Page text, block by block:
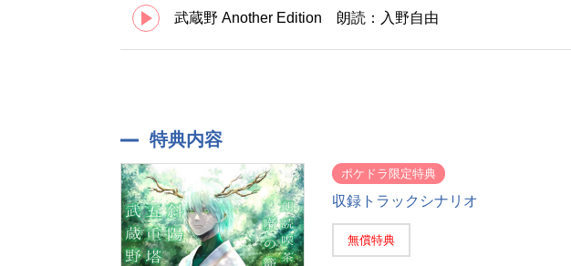
武蔵野 Another Edition 朗読：入野自由
特典内容
ポケドラ限定特典
収録トラックシナリオ
無償特典